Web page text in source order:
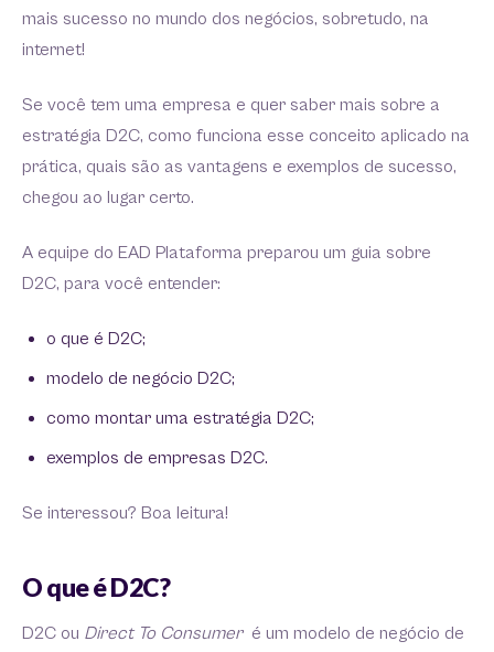
mais sucesso no mundo dos negócios, sobretudo, na
internet!
Se você tem uma empresa e quer saber mais sobre a
estratégia D2C, como funciona esse conceito aplicado na
prática, quais são as vantagens e exemplos de sucesso,
chegou ao lugar certo.
A equipe do EAD Plataforma preparou um guia sobre
D2C, para você entender:
o que é D2C;
modelo de negócio D2C;
como montar uma estratégia D2C;
exemplos de empresas D2C.
Se interessou? Boa leitura!
O que é D2C?
D2C ou Direct To Consumeré um modelo de negócio de